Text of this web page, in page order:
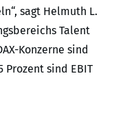
sagt Helmuth L.
Talent
Konzerne sind
Prozent sind EBIT